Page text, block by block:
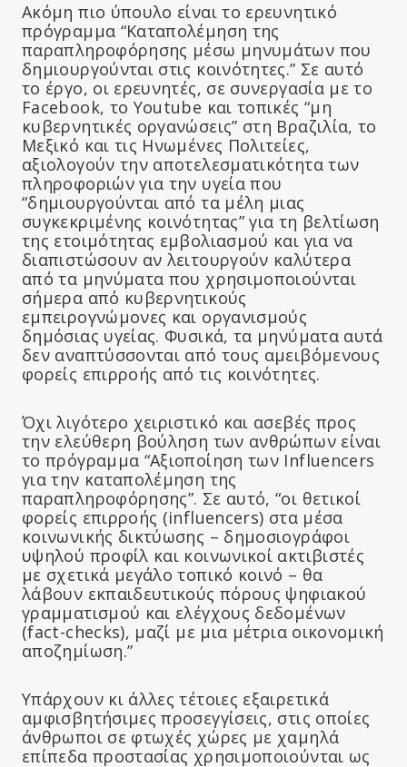
Ακόμη πιο ύπουλο είναι το ερευνητικό
πρόγραμμα “Καταπολέμηση της
παραπληροφόρησης μέσω μηνυμάτων που
δημιουργούνται στις κοινότητες.” Σε αυτό
το έργο, οι ερευνητές, σε συνεργασία με το
Facebook, το Youtube και τοπικές “μη
κυβερνητικές οργανώσεις” στη Βραζιλία, το
Μεξικό και τις Ηνωμένες Πολιτείες,
αξιολογούν την αποτελεσματικότητα των
πληροφοριών για την υγεία που
“δημιουργούνται από τα μέλη μιας
συγκεκριμένης κοινότητας” για τη βελτίωση
της ετοιμότητας εμβολιασμού και για να
διαπιστώσουν αν λειτουργούν καλύτερα
από τα μηνύματα που χρησιμοποιούνται
σήμερα από κυβερνητικούς
εμπειρογνώμονες και οργανισμούς
δημόσιας υγείας. Φυσικά, τα μηνύματα αυτά
δεν αναπτύσσονται από τους αμειβόμενους
φορείς επιρροής από τις κοινότητες.
Όχι λιγότερο χειριστικό και ασεβές προς
την ελεύθερη βούληση των ανθρώπων είναι
το πρόγραμμα “Αξιοποίηση των Influencers
για την καταπολέμηση της
παραπληροφόρησης”. Σε αυτό, “οι θετικοί
φορείς επιρροής (influencers) στα μέσα
κοινωνικής δικτύωσης – δημοσιογράφοι
υψηλού προφίλ και κοινωνικοί ακτιβιστές
με σχετικά μεγάλο τοπικό κοινό – θα
λάβουν εκπαιδευτικούς πόρους ψηφιακού
γραμματισμού και ελέγχους δεδομένων
(fact-checks), μαζί με μια μέτρια οικονομική
αποζημίωση.”
Υπάρχουν κι άλλες τέτοιες εξαιρετικά
αμφισβητήσιμες προσεγγίσεις, στις οποίες
άνθρωποι σε φτωχές χώρες με χαμηλά
επίπεδα προστασίας χρησιμοποιούνται ως